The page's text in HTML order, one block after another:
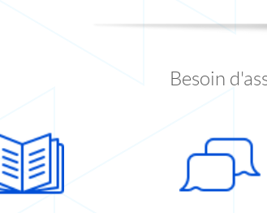
Besoin